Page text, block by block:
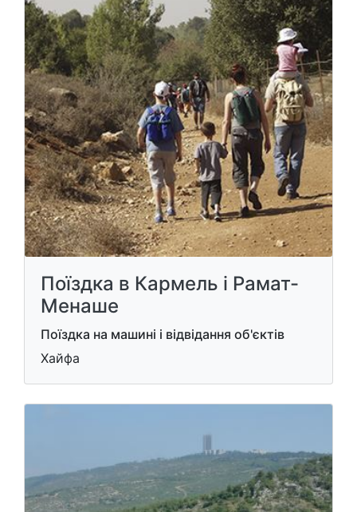
Поїздка в Кармель і Рамат-
Менаше
Поїздка на машині і відвідання об'єктів
Хайфа